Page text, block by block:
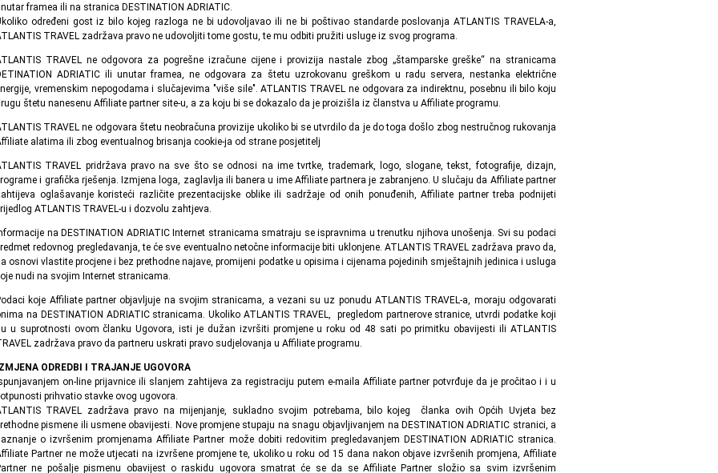
framea ili na stranica DESTINATION ADRIATIC.
određeni gost iz bilo kojeg razloga ne bi udovoljavao ili ne bi poštivao standarde poslovanja ATLANTIS TRAVELA-a,
TRAVEL zadržava pravo ne udovoljiti tome gostu, te mu odbiti pružiti usluge iz svog programa.
TRAVEL ne odgovora za pogrešne izračune cijene i provizija nastale zbog „štamparske greške“ na stranicama
ADRIATIC ili unutar framea, ne odgovara za štetu uzrokovanu greškom u radu servera, nestanka električne
vremenskim nepogodama i slučajevima "više sile". ATLANTIS TRAVEL ne odgovara za indirektnu, posebnu ili bilo koju
štetu nanesenu Affiliate partner site-u, a za koju bi se dokazalo da je proizišla iz članstva u Affiliate programu.
TRAVEL ne odgovara štetu neobračuna provizije ukoliko bi se utvrdilo da je do toga došlo zbog nestručnog rukovanja
alatima ili zbog eventualnog brisanja cookie-ja od strane posjetitelj
TRAVEL pridržava pravo na sve što se odnosi na ime tvrtke, trademark, logo, slogane, tekst, fotografije, dizajn,
i grafička rješenja. Izmjena loga, zaglavlja ili banera u ime Affiliate partnera je zabranjeno. U slučaju da Affiliate partner
oglašavanje koristeći različite prezentacijske oblike ili sadržaje od onih ponuđenih, Affiliate partner treba podnijeti
ATLANTIS TRAVEL-u i dozvolu zahtjeva.
na DESTINATION ADRIATIC Internet stranicama smatraju se ispravnima u trenutku njihova unošenja. Svi su podaci
redovnog pregledavanja, te će sve eventualno netočne informacije biti uklonjene. ATLANTIS TRAVEL zadržava pravo da,
osnovi vlastite procjene i bez prethodne najave, promijeni podatke u opisima i cijenama pojedinih smještajnih jedinica i usluga
nudi na svojim Internet stranicama.
koje Affiliate partner objavljuje na svojim stranicama, a vezani su uz ponudu ATLANTIS TRAVEL-a, moraju odgovarati
na DESTINATION ADRIATIC stranicama. Ukoliko ATLANTIS TRAVEL, pregledom partnerove stranice, utvrdi podatke koji
u suprotnosti ovom članku Ugovora, isti je dužan izvršiti promjene u roku od 48 sati po primitku obavijesti ili ATLANTIS
zadržava pravo da partneru uskrati pravo sudjelovanja u Affiliate programu.
IZMJENA ODREDBI I TRAJANJE UGOVORA
on-line prijavnice ili slanjem zahtijeva za registraciju putem e-maila Affiliate partner potvrđuje da je pročitao i i u
prihvatio stavke ovog ugovora.
TRAVEL zadržava pravo na mijenjanje, sukladno svojim potrebama, bilo kojeg članka ovih Općih Uvjeta bez
pismene ili usmene obavijesti. Nove promjene stupaju na snagu objavljivanjem na DESTINATION ADRIATIC stranici, a
o izvršenim promjenama Affiliate Partner može dobiti redovitim pregledavanjem DESTINATION ADRIATIC stranica.
Partner ne može utjecati na izvršene promjene te, ukoliko u roku od 15 dana nakon objave izvršenih promjena, Affiliate
ne pošalje pismenu obavijest o raskidu ugovora smatrat će se da se Affiliate Partner složio sa svim izvršenim